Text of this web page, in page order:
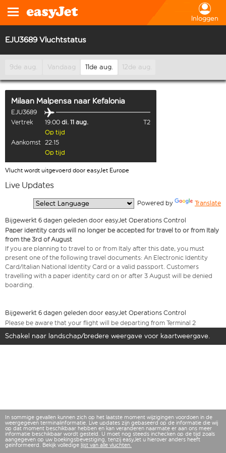
Inloggen
EJU3689 Vluchtstatus
9de aug. Vandaag 11de aug. 12de aug.
Milaan Malpensa naar Kefalonia
EJU3689
Vertrek
19:00 di. 11 aug.
T2
Op tijd
Aankomst 22:15
Op tijd
Vlucht wordt uitgevoerd door easyJet Europe
Live Updates
Powered by Translate
Bijgewerkt 6 dagen geleden door easyJet Operations Control
Paper identity cards will no longer be accepted for travel to or from Italy
from the 3rd of August
If you are planning to travel to or from Italy after this date, you must
present one of the following travel documents: An Electronic Identity
Card/Italian National Identity Card or a valid passport. Customers
travelling with a paper identity card on or after 3 August will be denied
boarding.
Bijgewerkt 6 dagen geleden door easyJet Operations Control
Please be aware that your flight will be departing from Terminal 2
Schakel naar landschap/bredere weergave voor kaartweergave.
In sommige gevallen kunnen zich op het laatste moment wijzigingen voordoen in de
weergegeven terminalinformatie. Live updates zijn gebaseerd op de informatie die wij
op dat moment beschikbaar hebben en kan veranderen naarmate er aan ons meer
informatie beschikbaar wordt gesteld. U moet nog steeds inchecken op de tijd zoals
aangegeven op uw boekingsbevestiging, tenzij easyJet u hierover anders heeft
geïnformeerd. Bekijk volledige lijst van alle vluchten.